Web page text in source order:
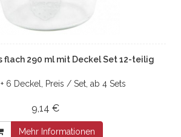
flach 290 ml mit Deckel Set 12-teilig
6 Deckel, Preis / Set, ab 4 Sets
9,14 €
Mehr Informationen